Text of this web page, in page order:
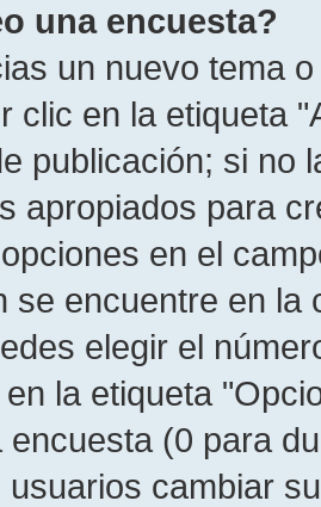
una encuesta?
un nuevo tema
clic en la etiqueta
publicación; si no
apropiados para
en el
se encuentre en
elegir el
la etiqueta
(0 para
usuarios cambiar